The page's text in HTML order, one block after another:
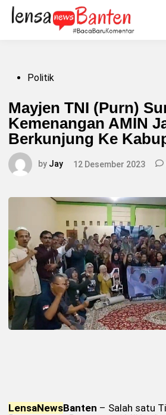
Skip
content
PostedPolitik
Mayjen TNI (Purn)
Kemenangan AMIN
Berkunjung Ke
by Jay 12 Desember 2023
LensaNewsBanten – Salah satu